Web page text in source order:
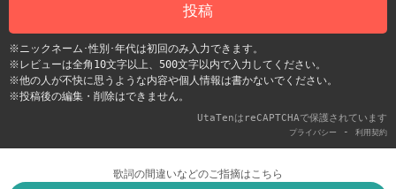
投稿
※ニックネーム･性別･年代は初回のみ入力できます。
※レビューは全角10文字以上、500文字以内で入力してください。
※他の人が不快に思うような内容や個人情報は書かないでください。
※投稿後の編集・削除はできません。
UtaTenはreCAPTCHAで保護されています
プライバシー - 利用契約
歌詞の間違いなどのご指摘はこちら